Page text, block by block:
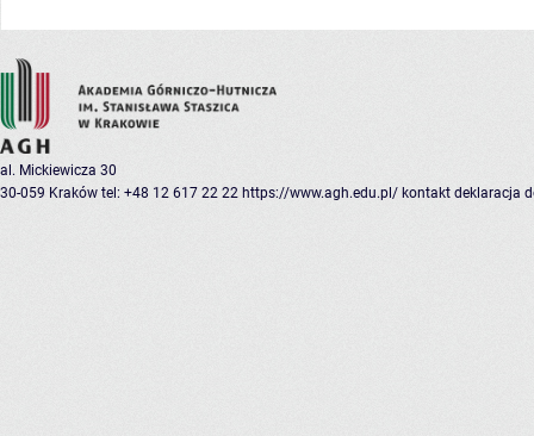
al. Mickiewicza 30
30-059 Kraków tel: +48 12 617 22 22 https://www.agh.edu.pl/ kontakt deklaracja